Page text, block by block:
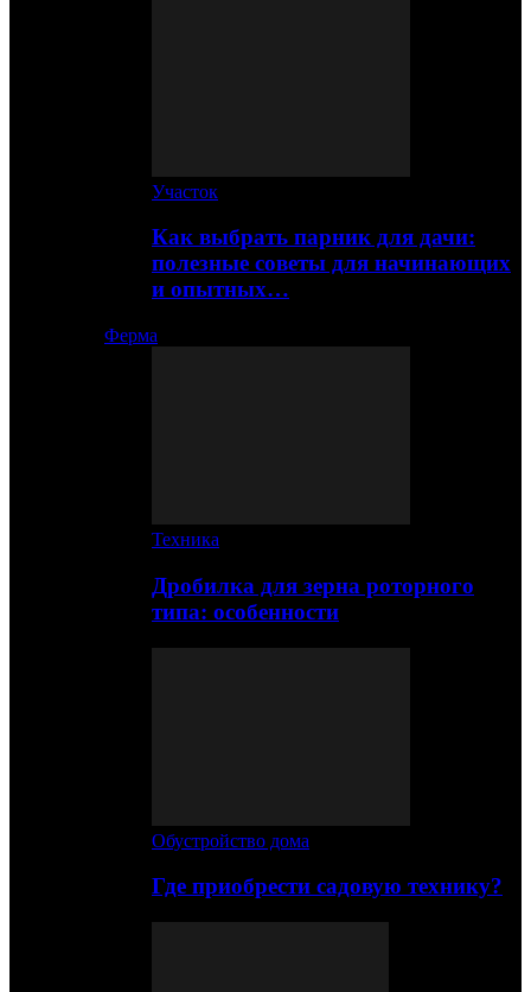
Участок
Как выбрать парник для дачи:
полезные советы для начинающих
и опытных…
Ферма
Техника
Дробилка для зерна роторного
типа: особенности
Обустройство дома
Где приобрести садовую технику?